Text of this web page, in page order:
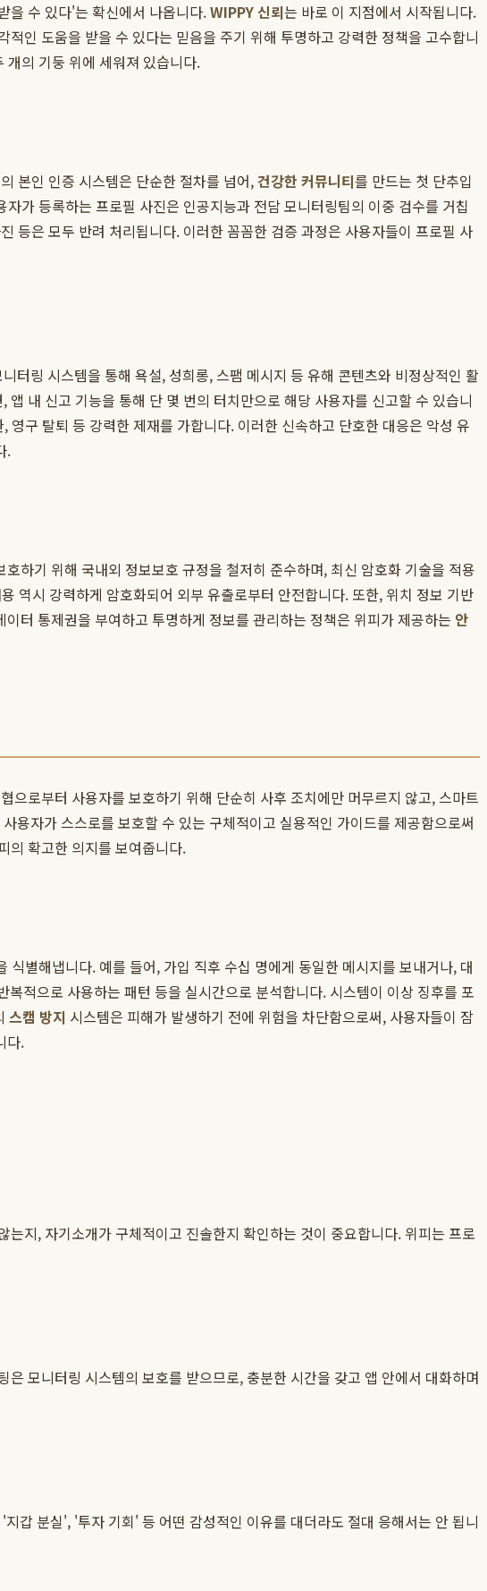
을 수 있다'는 확신에서 나옵니다.WIPPY 신뢰는 바로 이 지점에서 시작됩니다.
인 도움을 받을 수 있다는 믿음을 주기 위해 투명하고 강력한 정책을 고수합니
개의 기둥 위에 세워져 있습니다.
본인 인증 시스템은 단순한 절차를 넘어,건강한 커뮤니티를 만드는 첫 단추입
가 등록하는 프로필 사진은 인공지능과 전담 모니터링팀의 이중 검수를 거칩
등은 모두 반려 처리됩니다. 이러한 꼼꼼한 검증 과정은 사용자들이 프로필 사
터링 시스템을 통해 욕설, 성희롱, 스팸 메시지 등 유해 콘텐츠와 비정상적인 활
내 신고 기능을 통해 단 몇 번의 터치만으로 해당 사용자를 신고할 수 있습니
구 탈퇴 등 강력한 제재를 가합니다. 이러한 신속하고 단호한 대응은 악성 유
.
하기 위해 국내외 정보보호 규정을 철저히 준수하며, 최신 암호화 기술을 적용
역시 강력하게 암호화되어 외부 유출로부터 안전합니다. 또한, 위치 정보 기반
터 통제권을 부여하고 투명하게 정보를 관리하는 정책은 위피가 제공하는 안
로부터 사용자를 보호하기 위해 단순히 사후 조치에만 머무르지 않고, 스마트
용자가 스스로를 보호할 수 있는 구체적이고 실용적인 가이드를 제공함으로써
의 확고한 의지를 보여줍니다.
별해냅니다. 예를 들어, 가입 직후 수십 명에게 동일한 메시지를 보내거나, 대
적으로 사용하는 패턴 등을 실시간으로 분석합니다. 시스템이 이상 징후를 포
스캠 방지 시스템은 피해가 발생하기 전에 위험을 차단함으로써, 사용자들이 잠
다.
지, 자기소개가 구체적이고 진솔한지 확인하는 것이 중요합니다. 위피는 프로
모니터링 시스템의 보호를 받으므로, 충분한 시간을 갖고 앱 안에서 대화하며
갑 분실', '투자 기회' 등 어떤 감성적인 이유를 대더라도 절대 응해서는 안 됩니